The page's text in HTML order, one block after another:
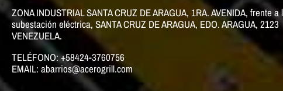
ZONA INDUSTRIAL SANTA CRUZ DE ARAGUA, 1RA. AVENIDA, frente a
subestación eléctrica, SANTA CRUZ DE ARAGUA, EDO. ARAGUA, 2123
VENEZUELA.
TELÉFONO: +58424-3760756
EMAIL: abarrios@acerogrill.com